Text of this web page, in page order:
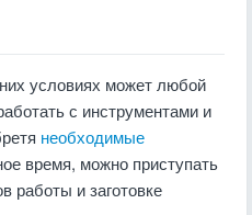
условиях может любой
с инструментами и
необходимые
время, можно приступать
работы и заготовке